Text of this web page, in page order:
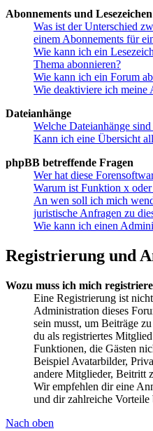
Abonnements und Lesezeichen
Was ist der Unterschied
einem Abonnements für
Wie kann ich ein
Thema abonnieren?
Wie kann ich ein Forum
Wie deaktiviere ich meine
Dateianhänge
Welche Dateianhänge
Kann ich eine Übersicht
phpBB betreffende Fragen
Wer hat diese
Warum ist Funktion x
An wen soll ich mich
juristische Anfragen zu
Wie kann ich einen
Registrierung und
Wozu muss ich mich
Eine Registrierung ist
Administration dieses
sein musst, um Beiträge
du als registriertes
Funktionen, die Gästen
Beispiel Avatarbilder,
andere Mitglieder, Beitritt
Wir empfehlen dir eine
und dir zahlreiche Vorteile
Nach oben